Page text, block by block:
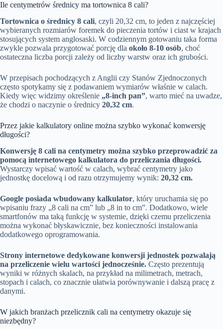
Ile centymetrów średnicy ma tortownica 8 cali?
Tortownica o średnicy 8 cali, czyli 20,32 cm, to jeden z najczęściej
wybieranych rozmiarów foremek do pieczenia tortów i ciast w krajach
stosujących system anglosaski. W codziennym gotowaniu taka forma
zwykle pozwala przygotować porcję dla około 8-10 osób, choć
ostateczna liczba porcji zależy od liczby warstw oraz ich grubości.
W przepisach pochodzących z Anglii czy Stanów Zjednoczonych
często spotykamy się z podawaniem wymiarów właśnie w calach.
Kiedy więc widzimy określenie „8-inch pan”, warto mieć na uwadze,
że chodzi o naczynie o średnicy 20,32 cm.
Przez jakie kalkulatory online można szybko wykonać konwersję
długości?
Konwersję 8 cali na centymetry można szybko przeprowadzić za
pomocą internetowego kalkulatora do przeliczania długości.
Wystarczy wpisać wartość w calach, wybrać centymetry jako
jednostkę docelową i od razu otrzymujemy wynik: 20,32 cm.
Google posiada wbudowany kalkulator, który uruchamia się po
wpisaniu frazy „8 cali na cm” lub „8 in to cm”. Dodatkowo, wiele
smartfonów ma taką funkcję w systemie, dzięki czemu przeliczenia
można wykonać błyskawicznie, bez konieczności instalowania
dodatkowego oprogramowania.
Strony internetowe dedykowane konwersji jednostek pozwalają
na przeliczenie wielu wartości jednocześnie. Często prezentują
wyniki w różnych skalach, na przykład na milimetrach, metrach,
stopach i calach, co znacznie ułatwia porównywanie i dalszą pracę z
danymi.
W jakich branżach przelicznik cali na centymetry okazuje się
niezbędny?